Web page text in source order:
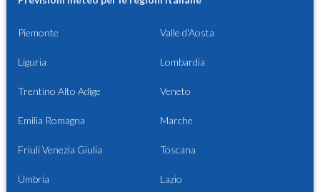
Piemonte Valle d'Aosta
Liguria Lombardia
Trentino Alto Adige Veneto
Emilia Romagna Marche
Friuli Venezia Giulia Toscana
Umbria Lazio